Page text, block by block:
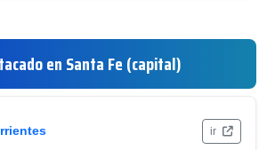
en Santa Fe (capital)
ir